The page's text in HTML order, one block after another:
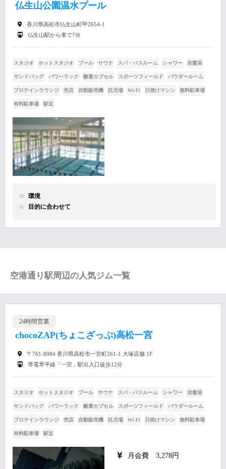
仏生山公園温水プール
香川県高松市仏生山町甲2654-1
仏生山駅から車で7分
スタジオ ホットスタジオ プール サウナ スパ・バスルーム シャワー 岩盤浴
サンドバッグ パワーラック 酸素カプセル スポーツフィールド パウダールーム
プロテインラウンジ 売店 自動販売機 託児場 Wi-Fi 日焼けマシン 無料駐車場
有料駐車場 駅近
環境
目的に合わせて
空港通り駅周辺の人気ジム一覧
24時間営業
chocoZAP(ちょこざっぷ)高松一宮
〒761-8084 香川県高松市一宮町261-1 大塚店舗 1F
琴電琴平線「一宮」駅出入口徒歩12分
スタジオ ホットスタジオ プール サウナ スパ・バスルーム シャワー 岩盤浴
サンドバッグ パワーラック 酸素カプセル スポーツフィールド パウダールーム
プロテインラウンジ 売店 自動販売機 託児場 Wi-Fi 日焼けマシン 無料駐車場
有料駐車場 駅近
月会費 3,278円